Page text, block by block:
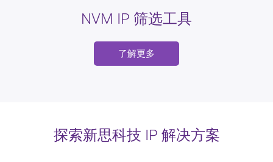
NVM IP 筛选工具
了解更多
探索新思科技 IP 解决方案